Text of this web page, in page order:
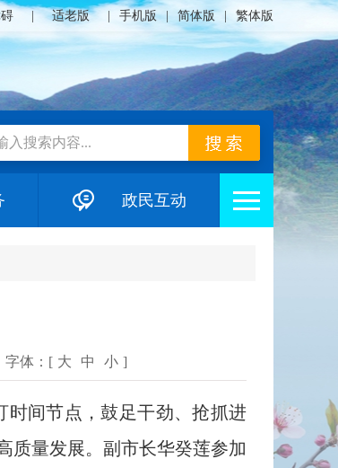
适老版 手机版 简体版 繁体版
政民互动
字体：[ 大 中 小 ]
间节点，鼓足干劲、抢抓进
质量发展。副市长华癸莲参加